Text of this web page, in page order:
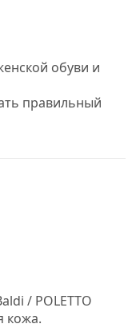
обуви и
правильный
/ POLETTO
кожа.